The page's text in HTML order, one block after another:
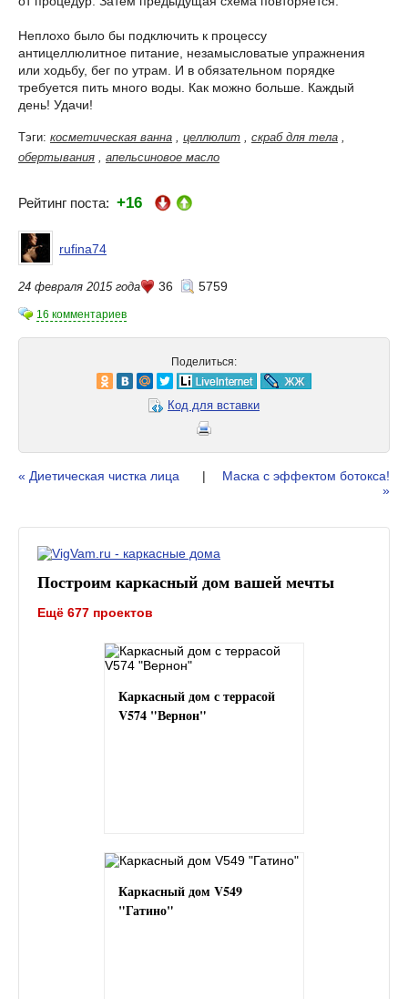
Неплохо было бы подключить к процессу
антицеллюлитное питание, незамысловатые упражнения
или ходьбу, бег по утрам. И в обязательном порядке
требуется пить много воды. Как можно больше. Каждый
день! Удачи!
Тэги: косметическая ванна целлюлит скраб для тела
обертывания
апельсиновое масло
Рейтинг поста: +16
rufina74
24 февраля 2015 года 36 5759
16 комментариев
Поделиться:
Код для вставки
« Диетическая чистка лица |
Маска с эффектом ботокса!
»
Построим каркасный дом вашей мечты
Ещё 677 проектов
Каркасный дом с террасой
V574 "Вернон"
Каркасный дом V549
"Гатино"